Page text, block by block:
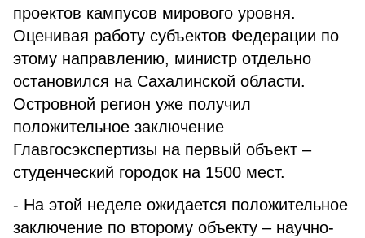
проектов кампусов мирового уровня.
Оценивая работу субъектов Федерации по
этому направлению, министр отдельно
остановился на Сахалинской области.
Островной регион уже получил
положительное заключение
Главгосэкспертизы на первый объект –
студенческий городок на 1500 мест.
- На этой неделе ожидается положительное
заключение по второму объекту – научно-